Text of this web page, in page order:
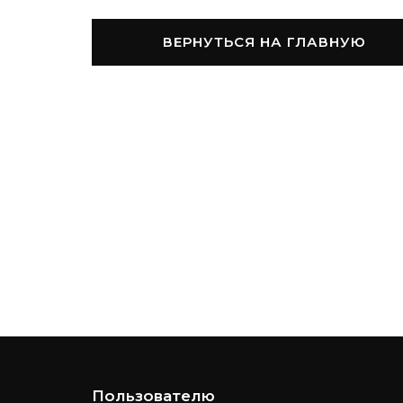
ВЕРНУТЬСЯ НА ГЛАВНУЮ
Пользователю